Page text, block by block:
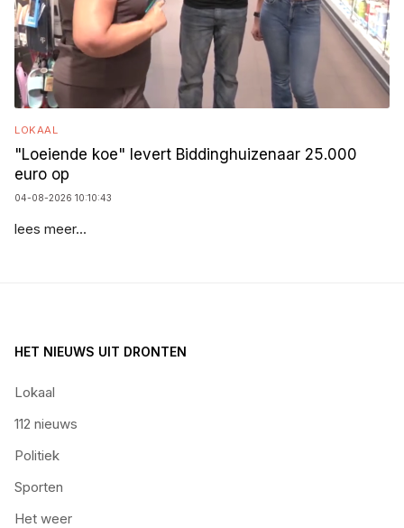
LOKAAL
"Loeiende koe" levert Biddinghuizenaar 25.000
euro op
04-08-2026 10:10:43
lees meer...
HET NIEUWS UIT DRONTEN
Lokaal
112 nieuws
Politiek
Sporten
Het weer